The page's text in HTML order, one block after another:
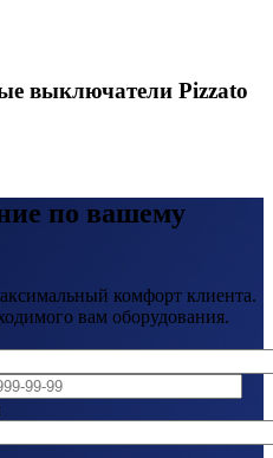
выключатели Pizzato
по вашему
комфорт клиента.
вам оборудования.